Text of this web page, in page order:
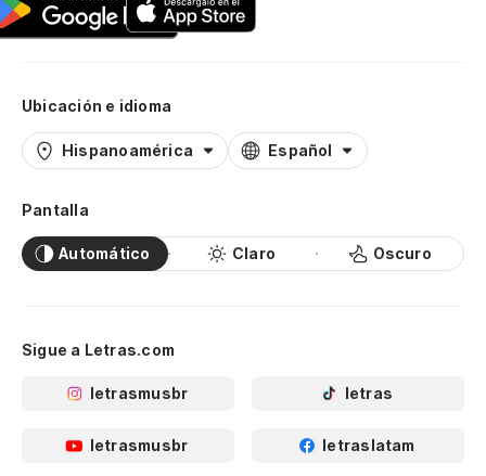
Ubicación e idioma
Hispanoamérica Español
Pantalla
Automático Claro Oscuro
Sigue a Letras.com
letrasmusbr letras
letrasmusbr letraslatam